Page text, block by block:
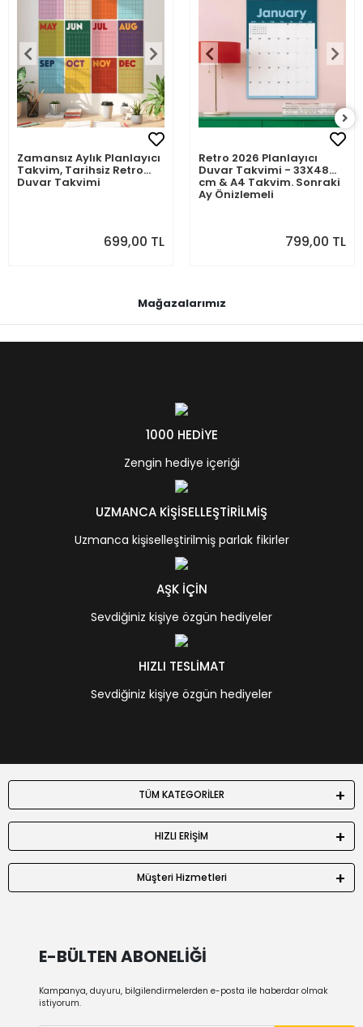
Zamansız Aylık Planlayıcı
Takvim, Tarihsiz Retro
Duvar Takvimi
699,00 TL
Retro 2026 Planlayıcı
Duvar Takvimi - 33X48
cm & A4 Takvim. Sonraki
Ay Önizlemeli
799,00 TL
Mağazalarımız
1000 HEDİYE
Zengin hediye içeriği
UZMANCA KİŞİSELLEŞTİRİLMİŞ
Uzmanca kişiselleştirilmiş parlak fikirler
AŞK İÇİN
Sevdiğiniz kişiye özgün hediyeler
HIZLI TESLİMAT
Sevdiğiniz kişiye özgün hediyeler
TÜM KATEGORİLER
HIZLI ERİŞİM
Müşteri Hizmetleri
E-BÜLTEN ABONELİĞİ
Kampanya, duyuru, bilgilendirmelerden e-posta ile haberdar olmak
istiyorum.